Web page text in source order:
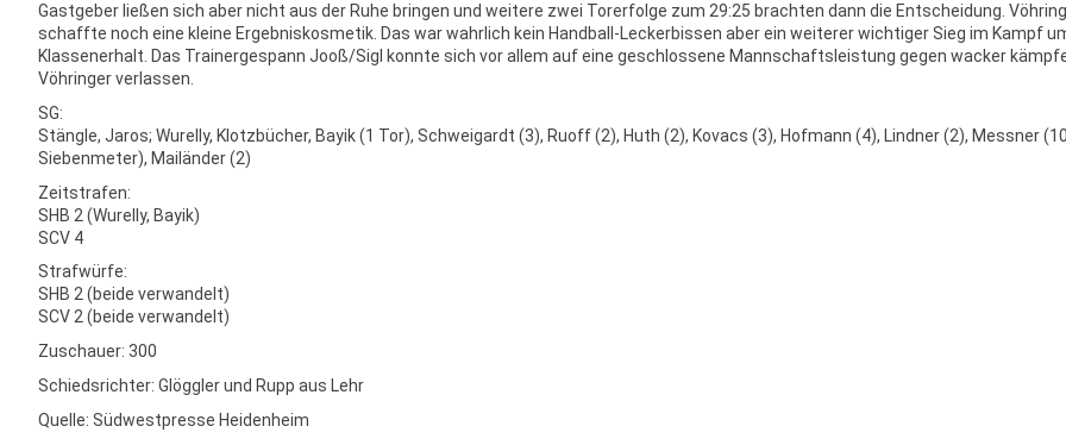
Gastgeber ließen sich aber nicht aus der Ruhe bringen und weitere zwei Torerfolge zum 29:25 brachten dann die Entscheidung.
schaffte noch eine kleine Ergebniskosmetik. Das war wahrlich kein Handball-Leckerbissen aber ein weiterer wichtiger Sieg im Kampf
Klassenerhalt. Das Trainergespann Jooß/Sigl konnte sich vor allem auf eine geschlossene Mannschaftsleistung gegen wacker
Vöhringer verlassen.
SG:
Stängle, Jaros; Wurelly, Klotzbücher, Bayik (1 Tor), Schweigardt (3), Ruoff (2), Huth (2), Kovacs (3), Hofmann (4), Lindner (2), Messner
Siebenmeter), Mailänder (2)
Zeitstrafen:
SHB 2 (Wurelly, Bayik)
SCV 4
Strafwürfe:
SHB 2 (beide verwandelt)
SCV 2 (beide verwandelt)
Zuschauer: 300
Schiedsrichter: Glöggler und Rupp aus Lehr
Quelle: Südwestpresse Heidenheim